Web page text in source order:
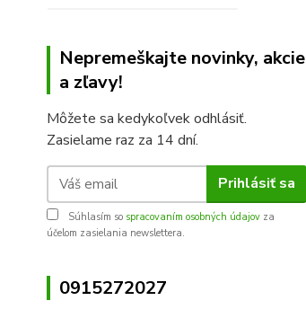
Nepremeškajte novinky, akcie
a zľavy!
Môžete sa kedykoľvek odhlásiť.
Zasielame raz za 14 dní.
Prihlásiť sa
Súhlasím so spracovaním osobných údajov za
účelom zasielania newslettera.
0915272027